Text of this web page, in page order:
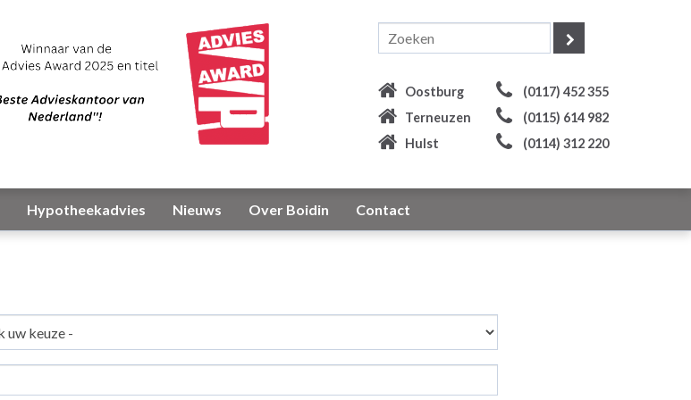
Oostburg
Terneuzen
Hulst
(0117) 452 355
(0115) 614 982
(0114) 312 220
Hypotheekadvies Nieuws Over Boidin Contact